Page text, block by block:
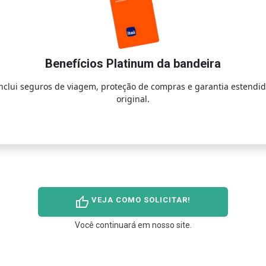
Benefícios Platinum da bandeira
seguros de viagem, proteção de compras e garantia
original.
thumb_up VEJA COMO SOLICITAR!
Você continuará em nosso site.